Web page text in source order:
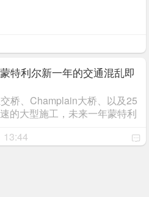
特利尔新一年的交通混乱即
桥、Champlain大桥、以及25
的大型施工，未来一年蒙特利
表示，未来一年蒙特
13:44